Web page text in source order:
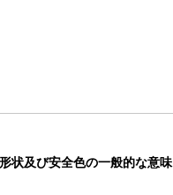
状及び安全色の一般的な意味